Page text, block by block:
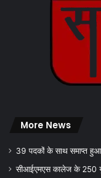
More News
39 पदकों के साथ समाप्त हुआ
सीआईएमएस कालेज के 250